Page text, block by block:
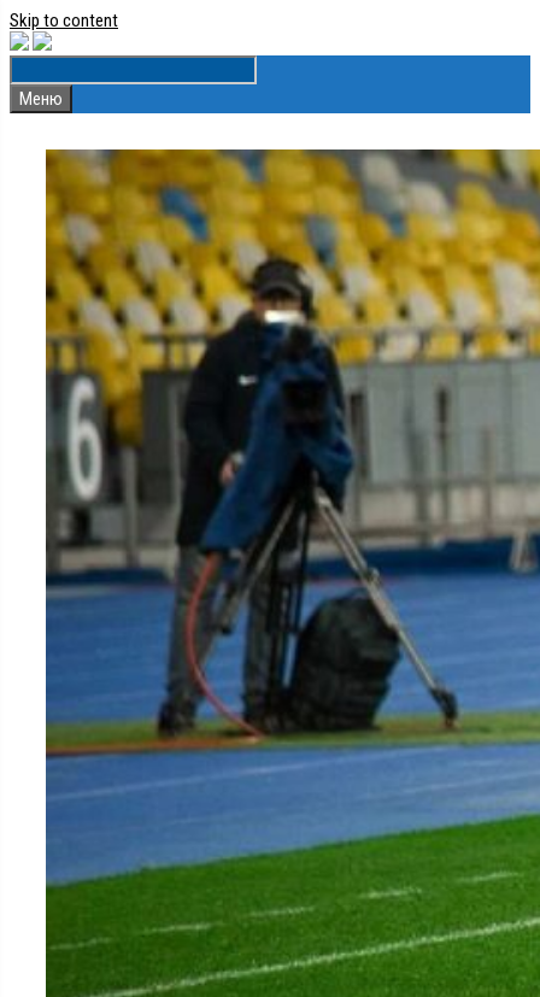
Skip to content
Меню